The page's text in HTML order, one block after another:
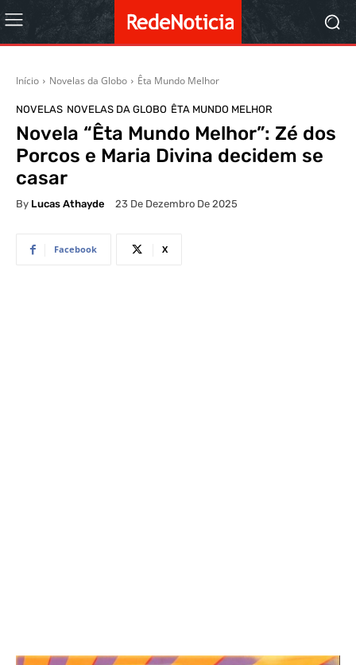
Início Novelas da Globo Êta Mundo Melhor
NOVELAS NOVELAS DA GLOBO ÊTA MUNDO MELHOR
Novela “Êta Mundo Melhor”: Zé dos
Porcos e Maria Divina decidem se
casar
By Lucas Athayde 23 De Dezembro De 2025
Facebook X